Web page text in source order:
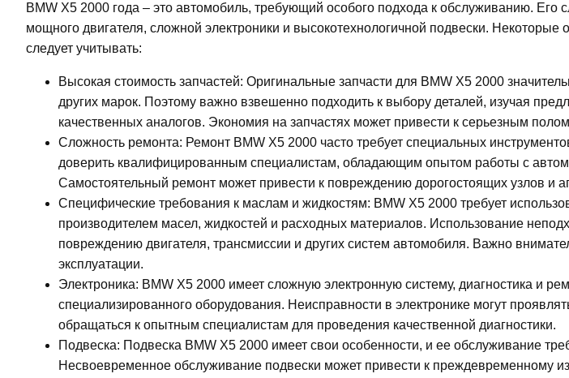
BMW X5 2000 года – это автомобиль, требующий особого подхода к обслуживанию. Его
мощного двигателя, сложной электроники и высокотехнологичной подвески. Некоторые
следует учитывать:
Высокая стоимость запчастей: Оригинальные запчасти для BMW X5 2000
других марок. Поэтому важно взвешенно подходить к выбору деталей, изучая
качественных аналогов. Экономия на запчастях может привести к серьезным
Сложность ремонта: Ремонт BMW X5 2000 часто требует специальных
доверить квалифицированным специалистам, обладающим опытом работы с
Самостоятельный ремонт может привести к повреждению дорогостоящих узлов и
Специфические требования к маслам и жидкостям: BMW X5 2000 требует
производителем масел, жидкостей и расходных материалов. Использование
повреждению двигателя, трансмиссии и других систем автомобиля. Важно
эксплуатации.
Электроника: BMW X5 2000 имеет сложную электронную систему, диагностика и
специализированного оборудования. Неисправности в электронике могут
обращаться к опытным специалистам для проведения качественной диагностики.
Подвеска: Подвеска BMW X5 2000 имеет свои особенности, и ее обслуживание
Несвоевременное обслуживание подвески может привести к преждевременному